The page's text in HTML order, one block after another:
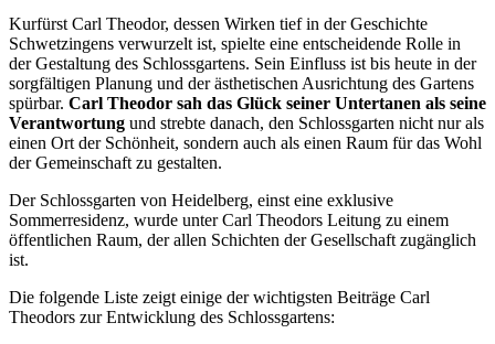
Kurfürst Carl Theodor, dessen Wirken tief in der Geschichte
Schwetzingens verwurzelt ist, spielte eine entscheidende Rolle in
der Gestaltung des Schlossgartens. Sein Einfluss ist bis heute in der
sorgfältigen Planung und der ästhetischen Ausrichtung des Gartens
spürbar. Carl Theodor sah das Glück seiner Untertanen als seine
Verantwortung und strebte danach, den Schlossgarten nicht nur als
einen Ort der Schönheit, sondern auch als einen Raum für das Wohl
der Gemeinschaft zu gestalten.
Der Schlossgarten von Heidelberg, einst eine exklusive
Sommerresidenz, wurde unter Carl Theodors Leitung zu einem
öffentlichen Raum, der allen Schichten der Gesellschaft zugänglich
ist.
Die folgende Liste zeigt einige der wichtigsten Beiträge Carl
Theodors zur Entwicklung des Schlossgartens: